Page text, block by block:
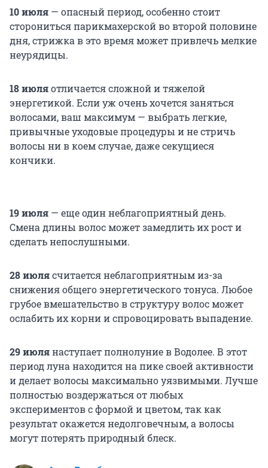
10 июля — опасный период, особенно стоит
сторониться парикмахерской во второй половине
дня, стрижка в это время может привлечь мелкие
неурядицы.
18 июляотличается сложной и тяжелой
энергетикой. Если уж очень хочется заняться
волосами, ваш максимум — выбрать легкие,
привычные уходовые процедуры и не стричь
волосы ни в коем случае, даже секущиеся
кончики.
19 июля — еще один неблагоприятный день.
Смена длины волос может замедлить их рост и
сделать непослушными.
28 июлясчитается неблагоприятным из-за
снижения общего энергетического тонуса. Любое
грубое вмешательство в структуру волос может
ослабить их корни и спровоцировать выпадение.
29 июлянаступает полнолуние в Водолее. В этот
период луна находится на пике своей активности
и делает волосы максимально уязвимыми. Лучше
полностью воздержаться от любых
экспериментов с формой и цветом, так как
результат окажется недолговечным, а волосы
могут потерять природный блеск.